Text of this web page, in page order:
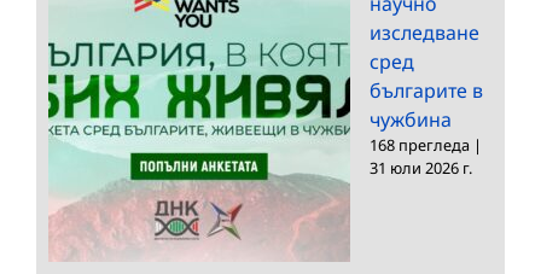
изследване
сред
българите в
чужбина
168 прегледа |
31 юли 2026 г.